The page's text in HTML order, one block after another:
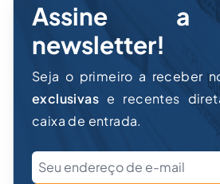
Assine a
newsletter!
Seja o primeiro a receber
exclusivas e recentes
caixa de entrada.